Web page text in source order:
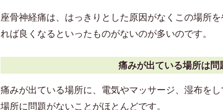
座骨神経痛は、はっきりとした原因がなくこの場所を
れば良くなるといったものがないのが多いのです。
痛みが出ている場所は問
痛みが出ている場所に、電気やマッサージ、湿布を
場所に問題がないことがほとんどです。